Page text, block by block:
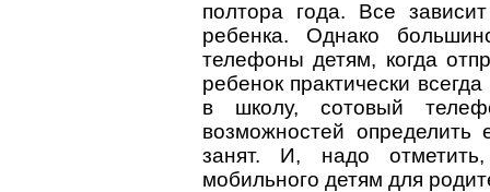
полтора года. Все
ребенка. Однако
телефоны детям, когда
ребенок практически
в школу, сотовый
возможностей
занят. И, надо
мобильного детям для